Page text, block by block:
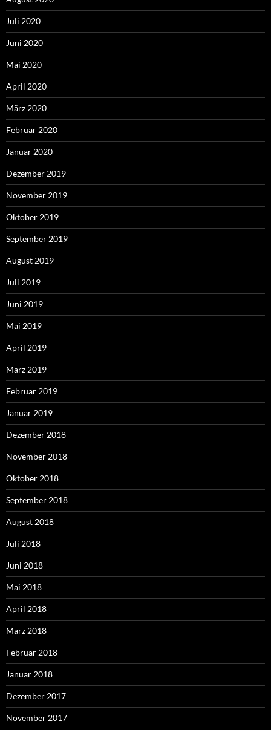
Juli 2020
Juni 2020
Mai 2020
April 2020
März 2020
Februar 2020
Januar 2020
Dezember 2019
November 2019
Oktober 2019
September 2019
August 2019
Juli 2019
Juni 2019
Mai 2019
April 2019
März 2019
Februar 2019
Januar 2019
Dezember 2018
November 2018
Oktober 2018
September 2018
August 2018
Juli 2018
Juni 2018
Mai 2018
April 2018
März 2018
Februar 2018
Januar 2018
Dezember 2017
November 2017